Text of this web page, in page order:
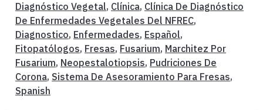
Diagnóstico Vegetal, Clínica, Clínica De Diagnóstico
De Enfermedades Vegetales Del NFREC,
Diagnostico, Enfermedades, Español,
Fitopatólogos, Fresas, Fusarium, Marchitez Por
Fusarium, Neopestalotiopsis, Pudriciones De
Corona, Sistema De Asesoramiento Para Fresas,
Spanish